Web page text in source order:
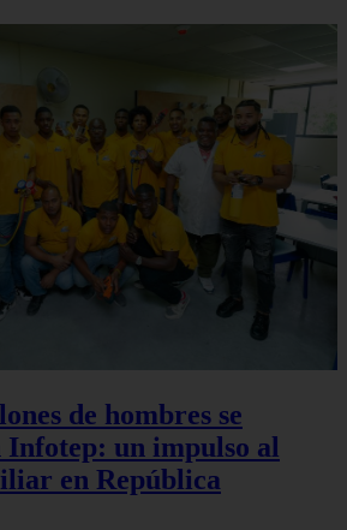
de hombres se
un impulso al
en República